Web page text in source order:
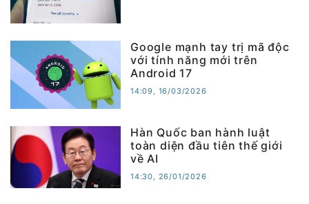
Google mạnh tay trị mã độc
với tính năng mới trên
Android 17
14:09, 16/03/2026
Hàn Quốc ban hành luật
toàn diện đầu tiên thế giới
về AI
14:30, 26/01/2026